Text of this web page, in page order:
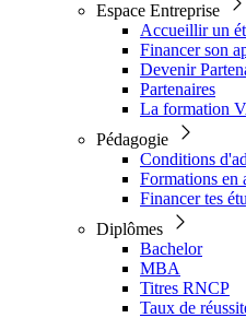
Espace Entreprise
Accueillir un
Financer son
Devenir
Partenaires
La formation
Pédagogie
Conditions
Formations en
Financer tes
Diplômes
Bachelor
MBA
Titres RNCP
Taux de